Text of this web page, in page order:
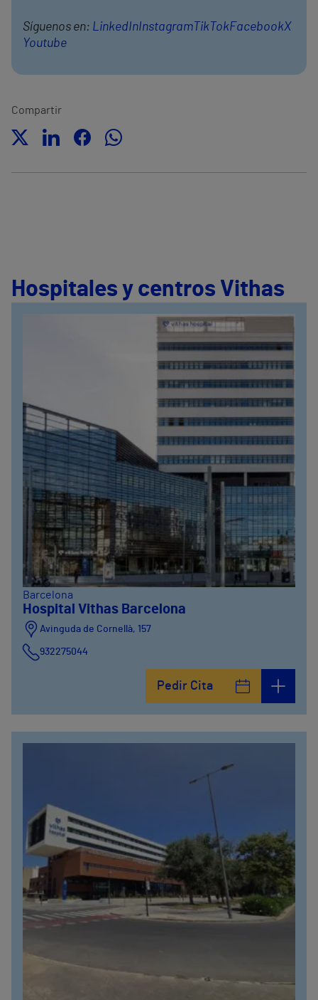
Síguenos en: LinkedInInstagram TikTokFacebookX
Youtube
Compartir
Hospitales y centros Vithas
Barcelona
Hospital Vithas Barcelona
Avinguda de Cornellà, 157
932275044
Pedir Cita